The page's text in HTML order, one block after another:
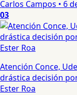
Carlos Campos • 6
03
Atención Conce,
drástica decisión
Ester Roa